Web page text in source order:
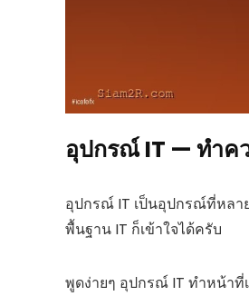
อุปกรณ์ IT — ทำค
อุปกรณ์ IT เป็นอุปกรณ์ที่หลา
พื้นฐาน IT ก็เข้าใจได้ครับ
พูดง่ายๆ อุปกรณ์ IT ทำหน้าที่